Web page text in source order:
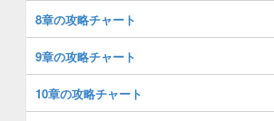
8章の攻略チャート
9章の攻略チャート
10章の攻略チャート